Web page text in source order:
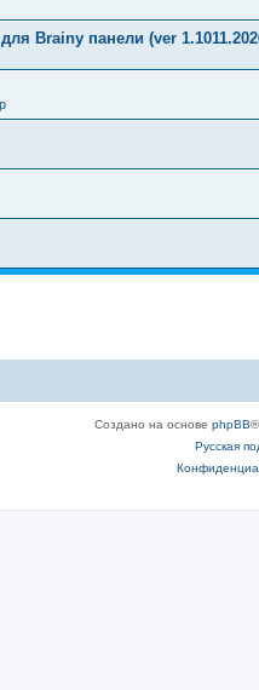
Brainy панели (ver
Создано на основе phpBB
Русская